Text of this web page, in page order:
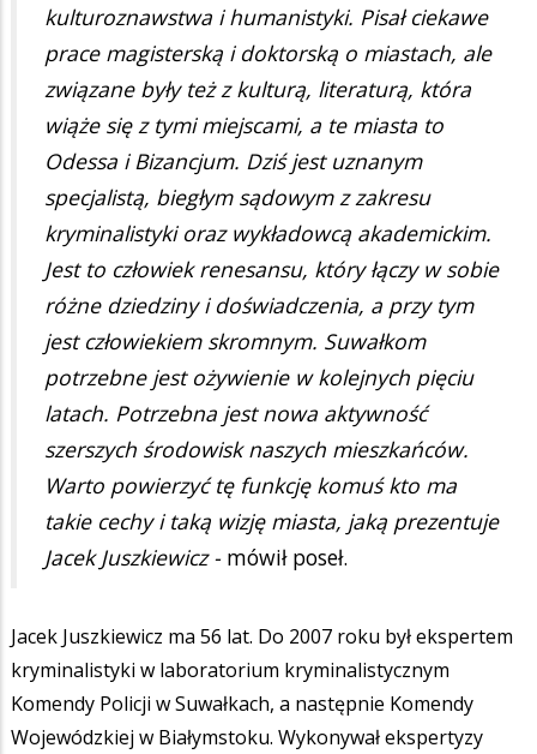
kulturoznawstwa i humanistyki. Pisał ciekawe
prace magisterską i doktorską o miastach, ale
związane były też z kulturą, literaturą, która
wiąże się z tymi miejscami, a te miasta to
Odessa i Bizancjum. Dziś jest uznanym
specjalistą, biegłym sądowym z zakresu
kryminalistyki oraz wykładowcą akademickim.
Jest to człowiek renesansu, który łączy w sobie
różne dziedziny i doświadczenia, a przy tym
jest człowiekiem skromnym. Suwałkom
potrzebne jest ożywienie w kolejnych pięciu
latach. Potrzebna jest nowa aktywność
szerszych środowisk naszych mieszkańców.
Warto powierzyć tę funkcję komuś kto ma
takie cechy i taką wizję miasta, jaką prezentuje
Jacek Juszkiewicz - mówił poseł.
Jacek Juszkiewicz ma 56 lat. Do 2007 roku był ekspertem
kryminalistyki w laboratorium kryminalistycznym
Komendy Policji w Suwałkach, a następnie Komendy
Wojewódzkiej w Białymstoku. Wykonywał ekspertyzy